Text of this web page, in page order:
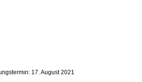
17. August 2021